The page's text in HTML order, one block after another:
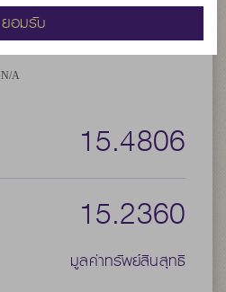
20,000 ล้าน
N/A
15.4806
15.2360
มูลค่าทรัพย์สินสุทธิ
ยอมรับ